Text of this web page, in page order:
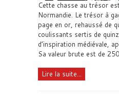
Cette chasse au trésor
Normandie. Le trésor à
page en or, rehaussé de
coulissants sertis de
d’inspiration médiévale,
Sa valeur brute est de
Lire la suite...